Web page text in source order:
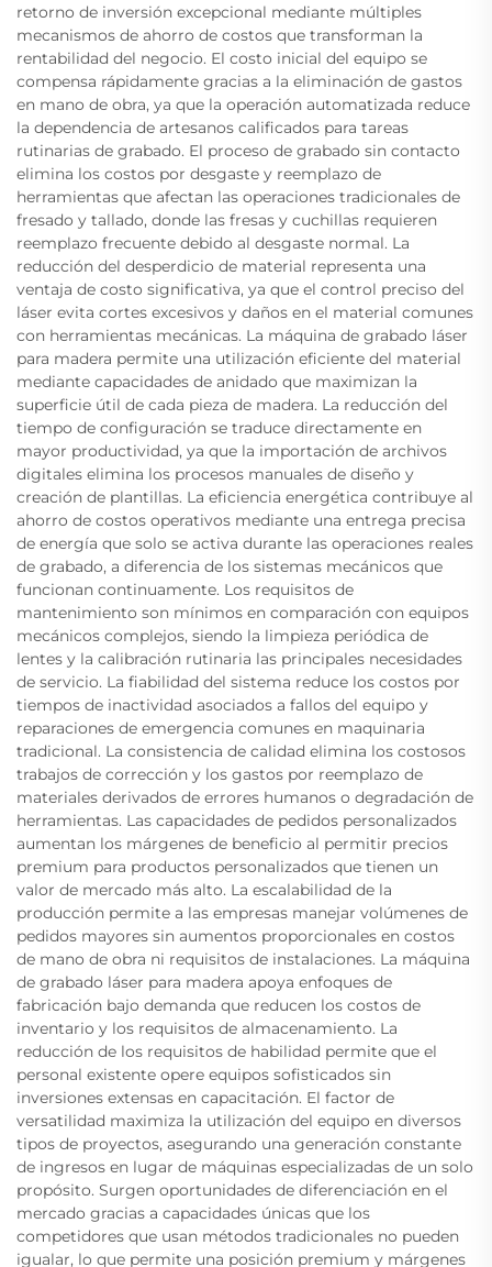
retorno de inversión excepcional mediante múltiples
mecanismos de ahorro de costos que transforman la
rentabilidad del negocio. El costo inicial del equipo se
compensa rápidamente gracias a la eliminación de gastos
en mano de obra, ya que la operación automatizada reduce
la dependencia de artesanos calificados para tareas
rutinarias de grabado. El proceso de grabado sin contacto
elimina los costos por desgaste y reemplazo de
herramientas que afectan las operaciones tradicionales de
fresado y tallado, donde las fresas y cuchillas requieren
reemplazo frecuente debido al desgaste normal. La
reducción del desperdicio de material representa una
ventaja de costo significativa, ya que el control preciso del
láser evita cortes excesivos y daños en el material comunes
con herramientas mecánicas. La máquina de grabado láser
para madera permite una utilización eficiente del material
mediante capacidades de anidado que maximizan la
superficie útil de cada pieza de madera. La reducción del
tiempo de configuración se traduce directamente en
mayor productividad, ya que la importación de archivos
digitales elimina los procesos manuales de diseño y
creación de plantillas. La eficiencia energética contribuye al
ahorro de costos operativos mediante una entrega precisa
de energía que solo se activa durante las operaciones reales
de grabado, a diferencia de los sistemas mecánicos que
funcionan continuamente. Los requisitos de
mantenimiento son mínimos en comparación con equipos
mecánicos complejos, siendo la limpieza periódica de
lentes y la calibración rutinaria las principales necesidades
de servicio. La fiabilidad del sistema reduce los costos por
tiempos de inactividad asociados a fallos del equipo y
reparaciones de emergencia comunes en maquinaria
tradicional. La consistencia de calidad elimina los costosos
trabajos de corrección y los gastos por reemplazo de
materiales derivados de errores humanos o degradación de
herramientas. Las capacidades de pedidos personalizados
aumentan los márgenes de beneficio al permitir precios
premium para productos personalizados que tienen un
valor de mercado más alto. La escalabilidad de la
producción permite a las empresas manejar volúmenes de
pedidos mayores sin aumentos proporcionales en costos
de mano de obra ni requisitos de instalaciones. La máquina
de grabado láser para madera apoya enfoques de
fabricación bajo demanda que reducen los costos de
inventario y los requisitos de almacenamiento. La
reducción de los requisitos de habilidad permite que el
personal existente opere equipos sofisticados sin
inversiones extensas en capacitación. El factor de
versatilidad maximiza la utilización del equipo en diversos
tipos de proyectos, asegurando una generación constante
de ingresos en lugar de máquinas especializadas de un solo
propósito. Surgen oportunidades de diferenciación en el
mercado gracias a capacidades únicas que los
competidores que usan métodos tradicionales no pueden
igualar, lo que permite una posición premium y márgenes